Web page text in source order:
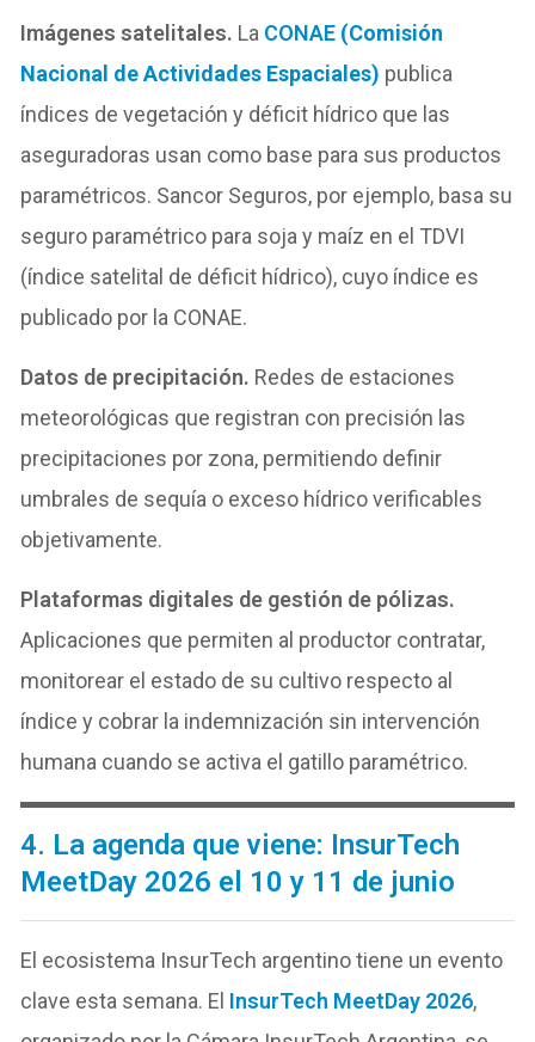
Imágenes satelitales. La CONAE (Comisión
Nacional de Actividades Espaciales) publica
índices de vegetación y déficit hídrico que las
aseguradoras usan como base para sus productos
paramétricos. Sancor Seguros, por ejemplo, basa su
seguro paramétrico para soja y maíz en el TDVI
(índice satelital de déficit hídrico), cuyo índice es
publicado por la CONAE.
Datos de precipitación. Redes de estaciones
meteorológicas que registran con precisión las
precipitaciones por zona, permitiendo definir
umbrales de sequía o exceso hídrico verificables
objetivamente.
Plataformas digitales de gestión de pólizas.
Aplicaciones que permiten al productor contratar,
monitorear el estado de su cultivo respecto al
índice y cobrar la indemnización sin intervención
humana cuando se activa el gatillo paramétrico.
4. La agenda que viene: InsurTech
MeetDay 2026 el 10 y 11 de junio
El ecosistema InsurTech argentino tiene un evento
clave esta semana. El InsurTech MeetDay 2026,